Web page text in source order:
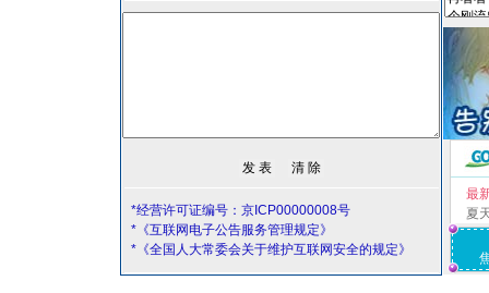
*经营许可证编号：京ICP00000008号
*《互联网电子公告服务管理规定》
*《全国人大常委会关于维护互联网安全的规定》
最
夏